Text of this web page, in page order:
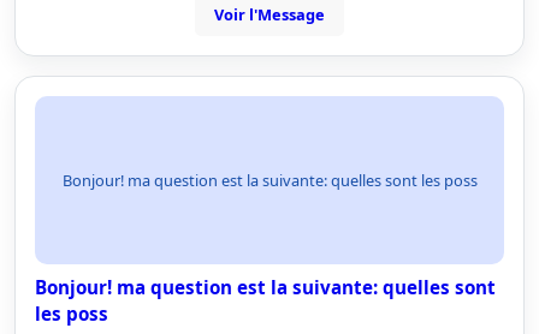
Voir l'Message
Bonjour! ma question est la suivante: quelles sont les poss
Bonjour! ma question est la suivante: quelles sont
les poss